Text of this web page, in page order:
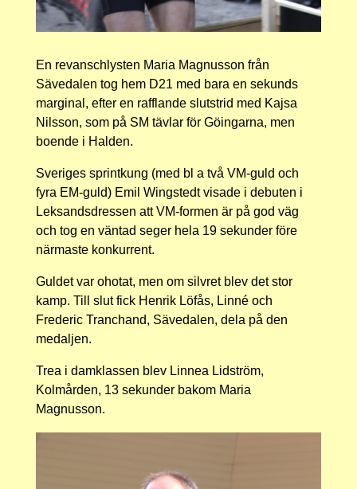
En revanschlysten Maria Magnusson från
Sävedalen tog hem D21 med bara en sekunds
marginal, efter en rafflande slutstrid med Kajsa
Nilsson, som på SM tävlar för Göingarna, men
boende i Halden.
Sveriges sprintkung (med bl a två VM-guld och
fyra EM-guld) Emil Wingstedt visade i debuten i
Leksandsdressen att VM-formen är på god väg
och tog en väntad seger hela 19 sekunder före
närmaste konkurrent.
Guldet var ohotat, men om silvret blev det stor
kamp. Till slut fick Henrik Löfås, Linné och
Frederic Tranchand, Sävedalen, dela på den
medaljen.
Trea i damklassen blev Linnea Lidström,
Kolmården, 13 sekunder bakom Maria
Magnusson.